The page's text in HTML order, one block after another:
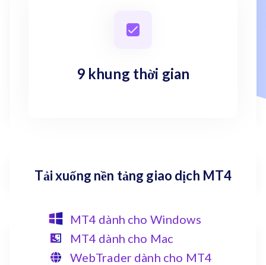
9 khung thời gian
Tải xuống nền tảng giao dịch MT4
MT4 dành cho Windows
MT4 dành cho Mac
WebTrader dành cho MT4